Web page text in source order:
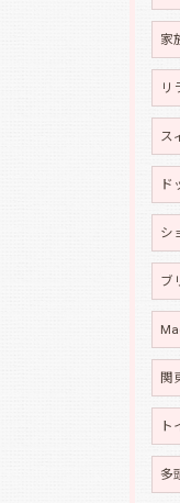
家
リ
ス
ド
シ
ブ
関
多